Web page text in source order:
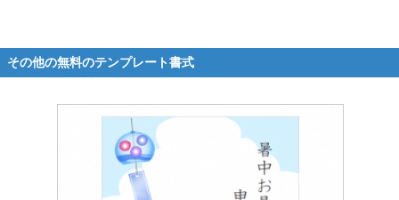
その他の無料のテンプレート書式